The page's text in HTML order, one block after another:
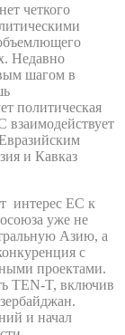
четкого
Недавно
шагом в
политическая
взаимодействует
и Кавказ
интерес ЕС к
уже не
Азию, а
с
проектами.
TEN-T, включив
и начал